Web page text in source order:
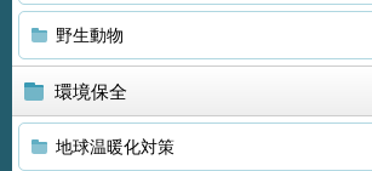
野生動物
環境保全
地球温暖化対策